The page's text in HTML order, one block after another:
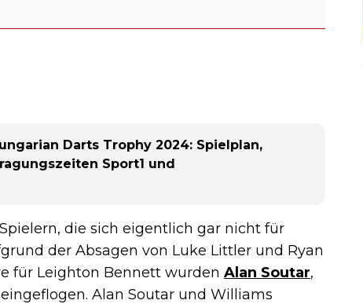
Darts Trophy 2024: Spielplan,
Sport1 und
die sich eigentlich gar nicht für
der Absagen von Luke Littler und Ryan
für Leighton Bennett wurden Alan Soutar,
eingeflogen. Alan Soutar und Williams